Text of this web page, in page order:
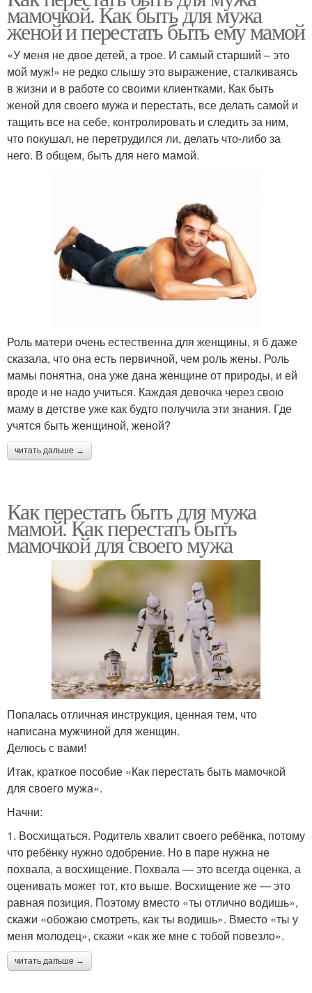
мамочкой. Как быть для мужа
женой и перестать быть ему мамой
«У меня не двое детей, а трое. И самый старший – это
мой муж!» не редко слышу это выражение, сталкиваясь
в жизни и в работе со своими клиентками. Как быть
женой для своего мужа и перестать, все делать самой и
тащить все на себе, контролировать и следить за ним,
что покушал, не перетрудился ли, делать что-либо за
него. В общем, быть для него мамой.
Роль матери очень естественна для женщины, я б даже
сказала, что она есть первичной, чем роль жены. Роль
мамы понятна, она уже дана женщине от природы, и ей
вроде и не надо учиться. Каждая девочка через свою
маму в детстве уже как будто получила эти знания. Где
учятся быть женщиной, женой?
читать дальше →
Как перестать быть для мужа
мамой. Как перестать быть
мамочкой для своего мужа
Попалась отличная инструкция, ценная тем, что
написана мужчиной для женщин.
Делюсь с вами!
Итак, краткое пособие «Как перестать быть мамочкой
для своего мужа».
Начни:
1. Восхищаться. Родитель хвалит своего ребёнка, потому
что ребёнку нужно одобрение. Но в паре нужна не
похвала, а восхищение. Похвала — это всегда оценка, а
оценивать может тот, кто выше. Восхищение же — это
равная позиция. Поэтому вместо «ты отлично водишь»,
скажи «обожаю смотреть, как ты водишь». Вместо «ты у
меня молодец», скажи «как же мне с тобой повезло».
читать дальше →